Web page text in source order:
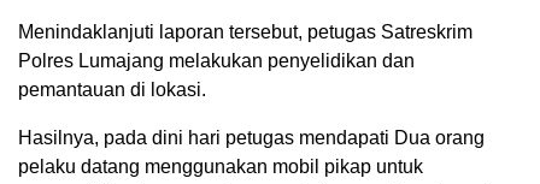
Menindaklanjuti laporan tersebut, petugas Satreskrim
Polres Lumajang melakukan penyelidikan dan
pemantauan di lokasi.
Hasilnya, pada dini hari petugas mendapati Dua orang
pelaku datang menggunakan mobil pikap untuk